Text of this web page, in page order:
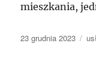
mieszkania,
Data
23 grudnia 2023